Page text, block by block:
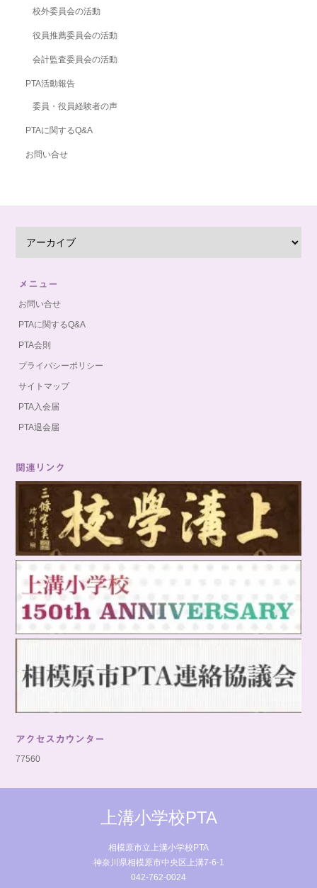
校外委員会の活動
役員推薦委員会の活動
会計監査委員会の活動
PTA活動報告
委員・役員経験者の声
PTAに関するQ&A
お問い合せ
メニュー
お問い合せ
PTAに関するQ&A
PTA会則
プライバシーポリシー
サイトマップ
PTA入会届
PTA退会届
関連リンク
アクセスカウンター
77560
上溝小学校PTA
相模原市立上溝小学校PTA
神奈川県相模原市中央区上溝7-6-1
042-762-0024